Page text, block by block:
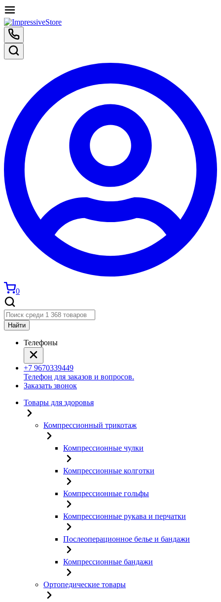
0
Найти
Телефоны
+7 9670339449
Телефон для заказов и вопросов.
Заказать звонок
Товары для здоровья
Компрессионный трикотаж
Компрессионные чулки
Компрессионные колготки
Компрессионные гольфы
Компрессионные рукава и перчатки
Послеоперационное белье и бандажи
Компрессионные бандажи
Ортопедические товары